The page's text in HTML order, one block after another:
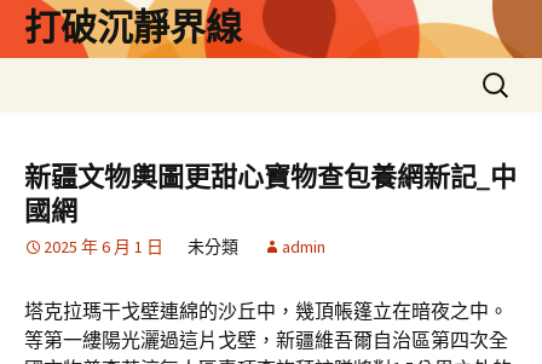
打破沉靜界線
搜
尋
字:
新疆文物輿圖更甜心寶物查包養網新記_中
國網
2025 年 6 月 1 日 未分類 admin
塔克拉瑪干戈壁連綿的沙丘中，幾頂帳篷立在暗夜之中。
等第一縷陽光灑過這片戈壁，新疆維吾爾自治區第四次全